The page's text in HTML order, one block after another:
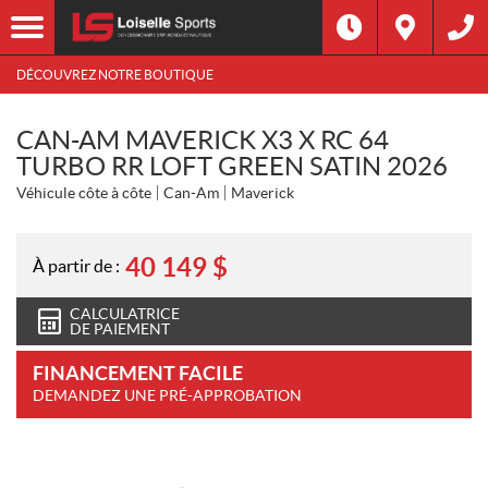
DÉCOUVREZ NOTRE BOUTIQUE
CAN-AM MAVERICK X3 X RC 64
TURBO RR LOFT GREEN SATIN 2026
Véhicule côte à côte Can-Am Maverick
À partir de : 40 149 $
CALCULATRICE
DE PAIEMENT
FINANCEMENT FACILE
DEMANDEZ UNE PRÉ-APPROBATION